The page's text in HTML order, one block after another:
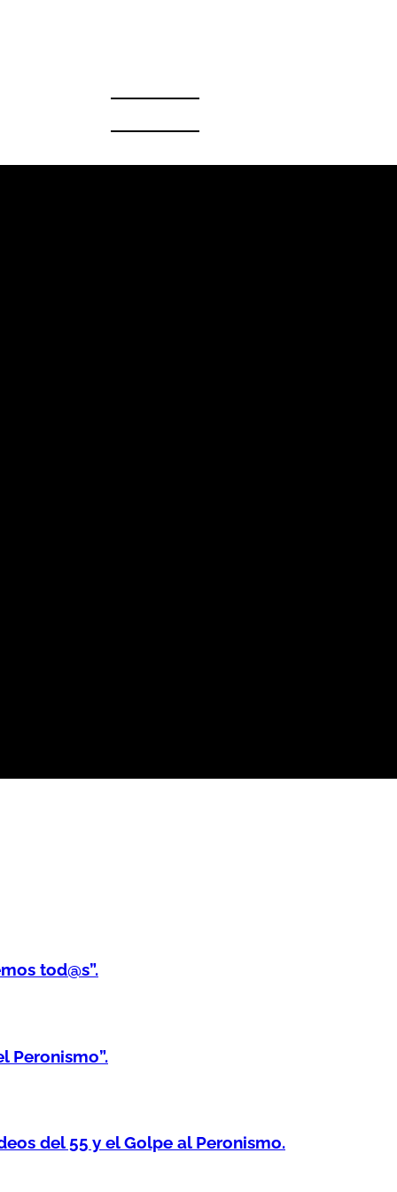
tod@s”.
Peronismo”.
del 55 y el Golpe al Peronismo.